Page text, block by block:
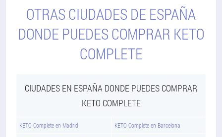
OTRAS CIUDADES DE ESPAÑA
DONDE PUEDES COMPRAR KETO
COMPLETE
CIUDADES EN ESPAÑA DONDE PUEDES COMPRAR
KETO COMPLETE
KETO Complete en Madrid KETO Complete en Barcelona